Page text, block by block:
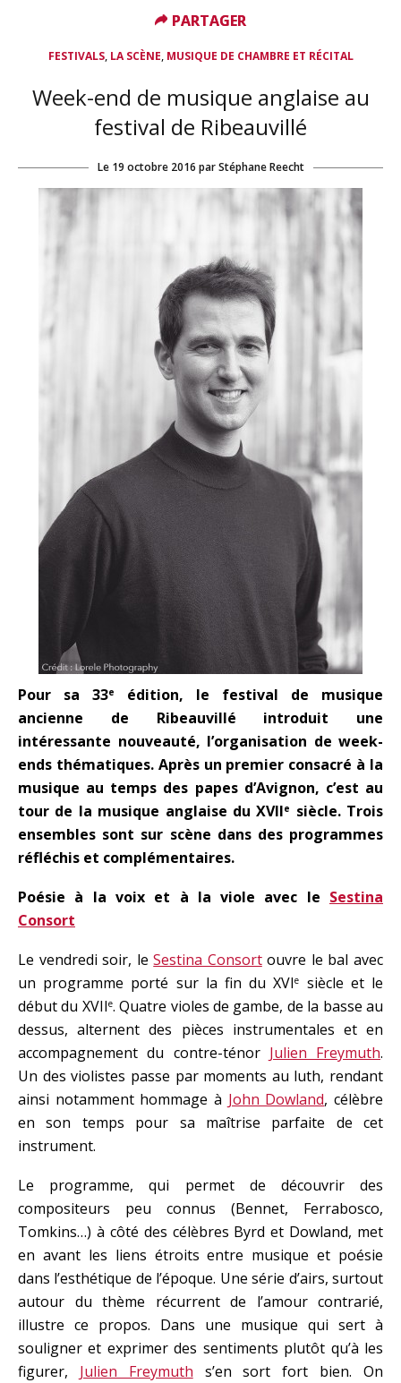
FESTIVALS, LA SCÈNE, MUSIQUE DE CHAMBRE ET RÉCITAL
Week-end de musique anglaise au
festival de Ribeauvillé
Le 19 octobre 2016 par Stéphane Reecht
Pour sa 33e
édition, le festival de musique
ancienne de Ribeauvillé introduit une
intéressante nouveauté, l’organisation de week-
ends thématiques. Après un premier consacré à la
musique au temps des papes d’Avignon, c’est au
tour de la musique anglaise du XVIIe
siècle. Trois
ensembles sont sur scène dans des programmes
réfléchis et complémentaires.
Poésie à la voix et à la viole avec le Sestina
Consort
Le vendredi soir, leSestina Consortouvre le bal avec
un programme porté sur la fin du XVIe
siècle et le
début du XVIIe. Quatre violes de gambe, de la basse au
dessus, alternent des pièces instrumentales et en
accompagnement du contre-ténor Julien Freymuth.
Un des violistes passe par moments au luth, rendant
ainsi notamment hommage à John Dowland, célèbre
en son temps pour sa maîtrise parfaite de cet
instrument.
Le programme, qui permet de découvrir des
compositeurs peu connus (Bennet, Ferrabosco,
Tomkins…) à côté des célèbres Byrd et Dowland, met
en avant les liens étroits entre musique et poésie
dans l’esthétique de l’époque. Une série d’airs, surtout
autour du thème récurrent de l’amour contrarié,
illustre ce propos. Dans une musique qui sert à
souligner et exprimer des sentiments plutôt qu’à les
figurer, Julien Freymuth s’en sort fort bien. On
PARTAGER
PARTAGER